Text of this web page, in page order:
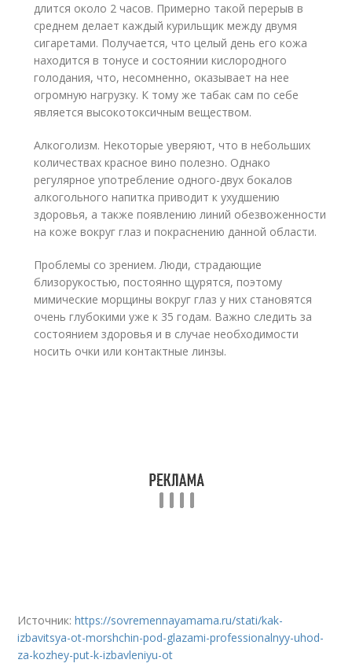
длится около 2 часов. Примерно такой перерыв в
среднем делает каждый курильщик между двумя
сигаретами. Получается, что целый день его кожа
находится в тонусе и состоянии кислородного
голодания, что, несомненно, оказывает на нее
огромную нагрузку. К тому же табак сам по себе
является высокотоксичным веществом.
Алкоголизм. Некоторые уверяют, что в небольших
количествах красное вино полезно. Однако
регулярное употребление одного-двух бокалов
алкогольного напитка приводит к ухудшению
здоровья, а также появлению линий обезвоженности
на коже вокруг глаз и покраснению данной области.
Проблемы со зрением. Люди, страдающие
близорукостью, постоянно щурятся, поэтому
мимические морщины вокруг глаз у них становятся
очень глубокими уже к 35 годам. Важно следить за
состоянием здоровья и в случае необходимости
носить очки или контактные линзы.
Источник:https://sovremennayamama.ru/stati/kak-
izbavitsya-ot-morshchin-pod-glazami-professionalnyy-uhod-
za-kozhey-put-k-izbavleniyu-ot